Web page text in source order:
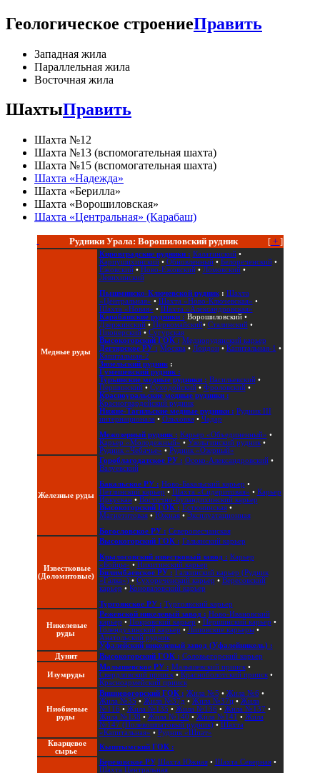
Геологическое строениеПравить
Западная жила
Параллельная жила
Восточная жила
ШахтыПравить
Шахта №12
Шахта №13 (вспомогательная шахта)
Шахта №15 (вспомогательная шахта)
Шахта «Надежда»
Шахта «Берилла»
Шахта «Ворошиловская»
Шахта «Центральная» (Карабаш)
[+ ]
Рудники Урала: Ворошиловский рудник
Медные руды
Кировградские рудники : Калатинский•
Карпушихинский• Обновленный• Белореченский•
Ежовский• Ново-Ежовский• Ломовский•
Левихинский
Пышминско-Ключевской рудник: Шахта
«Центральная» • Шахта «Ново-Ключевская» •
Шахта «Новая» • Шахта «Александровская»
Карабашские рудники : Ворошиловский•
Дзержинский• Первомайский• Сталинский•
Пионерский• Сугурская
Высокогорский ГОК : Меднорудянский карьер
Дегтярское РУ : Москва • Лондон• Капитальная-1 •
Капитальная-2
Зюзельский рудник:
Гумешевский рудник :
Турьинские медные рудники : Васильевский•
Першинский• Суходойский• Фроловский•
Красноуральские медные рудники :
Красногвардейский рудник
Нижне-Тагильские медные рудники : Рудник III
интернационала • Ольховка • Чадар
Межозерный рудник : Карьер «Объединенный» •
Карьер «Молодежный» • Узельгинский рудник•
Рудник «Чебачье» • Рудник «Озерный»
Железные руды
Гороблагодатское РУ : Осоко-Александровский•
Валуевский
Бакальское РУ : Ново-Бакальский карьер •
Петлинский карьер • Шахта «Сидеритовая» • Карьер
Иркускан• Восточно-Буландихинский карьер
Высокогорский ГОК : Естюнинская•
Магнетитовая• Южная• Эксплуатационная
Богословское РУ : Северопесчанская
Известковые
(Доломитовые)
Высокогорский ГОК : Гальянский карьер
Крылосовский известковый завод : Карьер
«Бойцы» • Никитинский карьер
Билимбаевское РУ : Галкинский карьер (Рудник
«Галка»)• Сухореченский карьер • Вересовский
карьер • Коноваловский карьер
Тургоякское РУ : Тургоякский карьер
Никелевые
руды
Режевской никелевый завод : Ново-Ивановский
карьер • Покровский карьер • Першинский карьер •
Голендухинский карьер • Липовские карьеры•
Анатольский рудник
Уфалейский никелевый завод (Уфалейникель) :
Дунит
Высокогорский ГОК : Соловьегорский карьер
Изумруды
Малышевское РУ : Малышевский прииск•
Свердловский прииск• Красноболотский прииск•
Красноармейский прииск
Ниобиевые
руды
Вишневогорский ГОК : Жила №5 • Жила №6•
Жила №35 • Жила №37д• Жила №37ц• Жила
№116• Жила №135 • Жила №136• Жила №137 •
Жила №138 • Жила №140 • Жила №141 • Жила
№147 (Полевошпатовый рудник)• Шахта
«Капитальная» • Рудник «Шпат»
Кварцевое
сырье
Кыштымский ГОК :
Березовское РУ Шахта Южная• Шахта Северная•
Шахта Центральная